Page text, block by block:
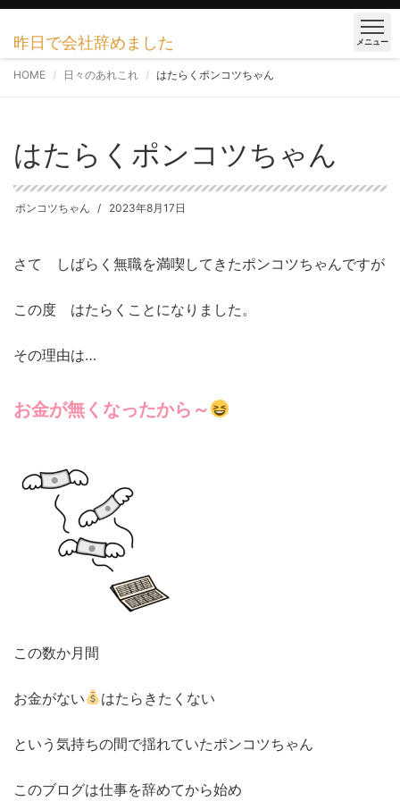
昨日で会社辞めました メニュー
HOME 日々のあれこれ はたらくポンコツちゃん
はたらくポンコツちゃん
ポンコツちゃん 2023年8月17日
さて しばらく無職を満喫してきたポンコツちゃんですが
この度 はたらくことになりました。
その理由は…
お金が無くなったから～
この数か月間
お金がない はたらきたくない
という気持ちの間で揺れていたポンコツちゃん
このブログは仕事を辞めてから始め